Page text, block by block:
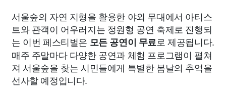
서울숲의 자연 지형을 활용한 야외 무대에서 아티스
트와 관객이 어우러지는 정원형 공연 축제로 진행되
는 이번 페스티벌은 모든 공연이 무료로 제공됩니다.
매주 주말마다 다양한 공연과 체험 프로그램이 펼쳐
져 서울숲을 찾는 시민들에게 특별한 봄날의 추억을
선사할 예정입니다.